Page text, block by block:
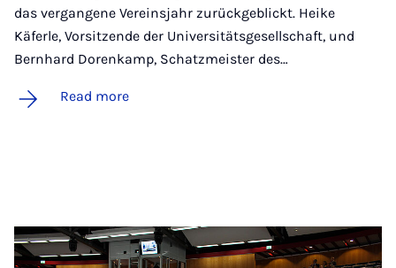
das vergangene Vereinsjahr zurückgeblickt. Heike
Käferle, Vorsitzende der Universitätsgesellschaft, und
Bernhard Dorenkamp, Schatzmeister des…
Read more